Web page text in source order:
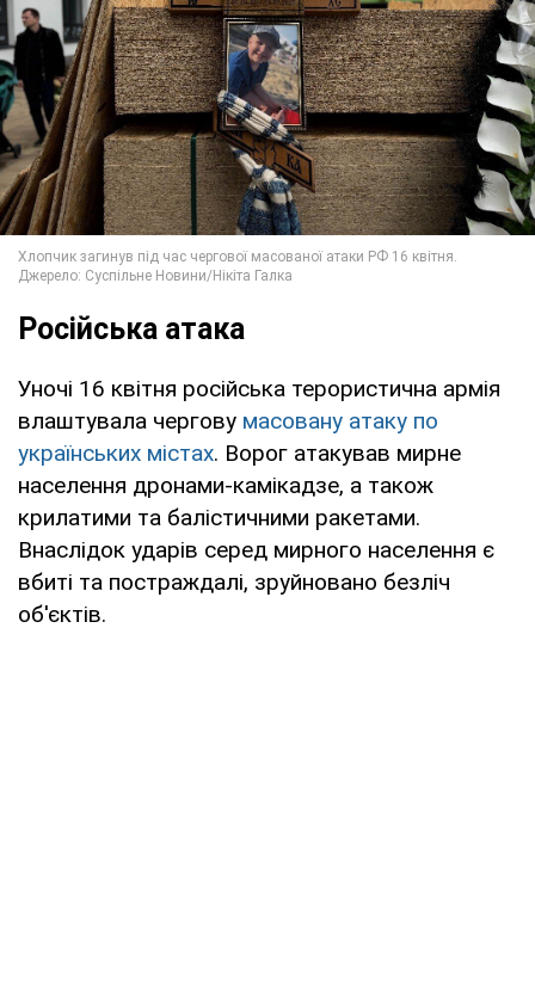
Російська атака
Уночі 16 квітня російська терористична армія
влаштувала чергову масовану атаку по
українських містах. Ворог атакував мирне
населення дронами-камікадзе, а також
крилатими та балістичними ракетами.
Внаслідок ударів серед мирного населення є
вбиті та постраждалі, зруйновано безліч
об'єктів.